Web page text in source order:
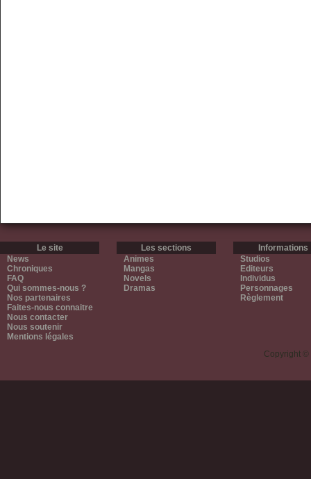
Le site
News
Chroniques
FAQ
Qui sommes-nous ?
Nos partenaires
Faites-nous connaitre
Nous contacter
Nous soutenir
Mentions légales
Les sections
Animes
Mangas
Novels
Dramas
Informations
Studios
Editeurs
Individus
Personnages
Règlement
Copyright ©